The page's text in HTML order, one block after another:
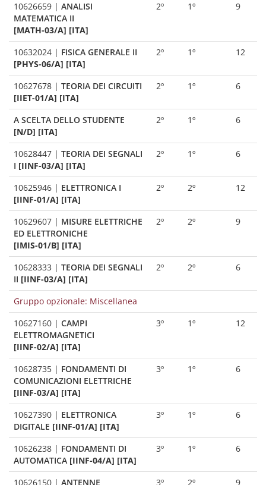
10626659 | ANALISI
MATEMATICA II
[MATH-03/A] [ITA]
2º 1º 9
10632024 | FISICA GENERALE II
[PHYS-06/A] [ITA]
2º 1º 12
10627678 | TEORIA DEI CIRCUITI
[IIET-01/A] [ITA]
2º 1º 6
A SCELTA DELLO STUDENTE
[N/D] [ITA]
2º 1º 6
10628447 | TEORIA DEI SEGNALI
I [IINF-03/A] [ITA]
2º 1º 6
10625946 | ELETTRONICA I
[IINF-01/A] [ITA]
2º 2º 12
10629607 | MISURE ELETTRICHE
ED ELETTRONICHE
[IMIS-01/B] [ITA]
2º 2º 9
10628333 | TEORIA DEI SEGNALI
II [IINF-03/A] [ITA]
2º 2º 6
Gruppo opzionale: Miscellanea
10627160 | CAMPI
ELETTROMAGNETICI
[IINF-02/A] [ITA]
3º 1º 12
10628735 | FONDAMENTI DI
COMUNICAZIONI ELETTRICHE
[IINF-03/A] [ITA]
3º 1º 6
10627390 | ELETTRONICA
DIGITALE [IINF-01/A] [ITA]
3º 1º 6
10626238 | FONDAMENTI DI
AUTOMATICA [IINF-04/A] [ITA]
3º 1º 6
10626150 | ANTENNE 3º 2º 9